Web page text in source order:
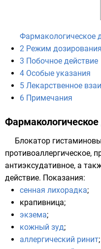
Фармакологическое
2 Режим дозирования
3 Побочное действие
4 Особые указания
5 Лекарственное
6 Примечания
Фармакологическое
Блокатор
противоаллергическое,
антиэксудативное, а
действие. Показания:
сенная лихорадка;
крапивница;
экзема;
кожный зуд;
аллергический ринит;